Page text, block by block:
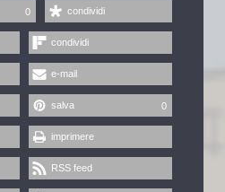
0 condividi
condividi
e-mail
salva 0
imprimere
RSS feed